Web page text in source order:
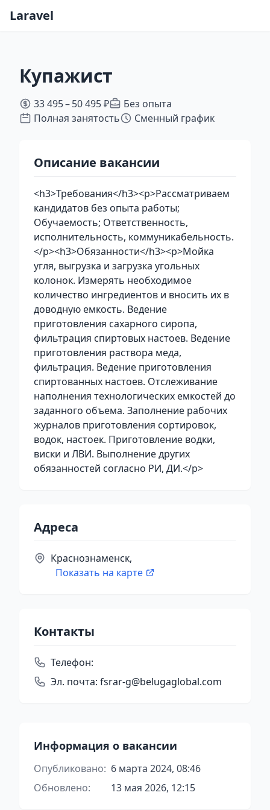
Laravel
Купажист
33 495 – 50 495 ₽
Без опыта
Полная занятость
Сменный график
Описание вакансии
<h3>Требования</h3><p>Рассматриваем
кандидатов без опыта работы;
Обучаемость; Ответственность,
исполнительность, коммуникабельность.
</p><h3>Обязанности</h3><p>Мойка
угля, выгрузка и загрузка угольных
колонок. Измерять необходимое
количество ингредиентов и вносить их в
доводную емкость. Ведение
приготовления сахарного сиропа,
фильтрация спиртовых настоев. Ведение
приготовления раствора меда,
фильтрация. Ведение приготовления
спиртованных настоев. Отслеживание
наполнения технологических емкостей до
заданного объема. Заполнение рабочих
журналов приготовления сортировок,
водок, настоек. Приготовление водки,
виски и ЛВИ. Выполнение других
обязанностей согласно РИ, ДИ.</p>
Адреса
Краснознаменск,
Показать на карте
Контакты
Телефон:
Эл. почта: fsrar-g@belugaglobal.com
Информация о вакансии
Опубликовано: 6 марта 2024, 08:46
Обновлено:
13 мая 2026, 12:15